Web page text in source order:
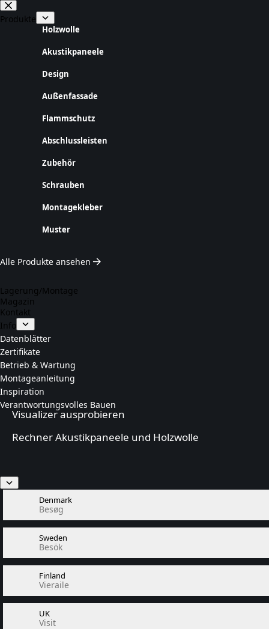
Zum
Inhalt
springen
Produkte
Holzwolle
Akustikpaneele
Design
Außenfassade
Flammschutz
Abschlussleisten
Zubehör
Schrauben
Montagekleber
Muster
Alle Produkte ansehen
Lagerung/Montage
Magazin
Kontakt
Info
Datenblätter
Zertifikate
Betrieb & Wartung
Montageanleitung
Inspiration
Verantwortungsvolles Bauen
Visualizer ausprobieren
Rechner Akustikpaneele und Holzwolle
Denmark
Besøg
Sweden
Besök
Finland
Vieraile
UK
Visit